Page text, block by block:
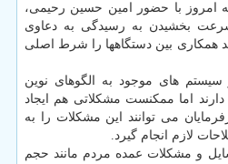
که امروز با حضور امین حسین رحیمی،
بخشیدن به رسیدگی به دعاوی
همکاری بین دستگاهها را شرط اصلی
سیستم های موجود به الگوهای نوین
اما ممکنست مشکلاتی هم ایجاد
می توانند این مشکلات را به
لازم انجام گیرد.
و مشکلات عمده مردم مانند حجم